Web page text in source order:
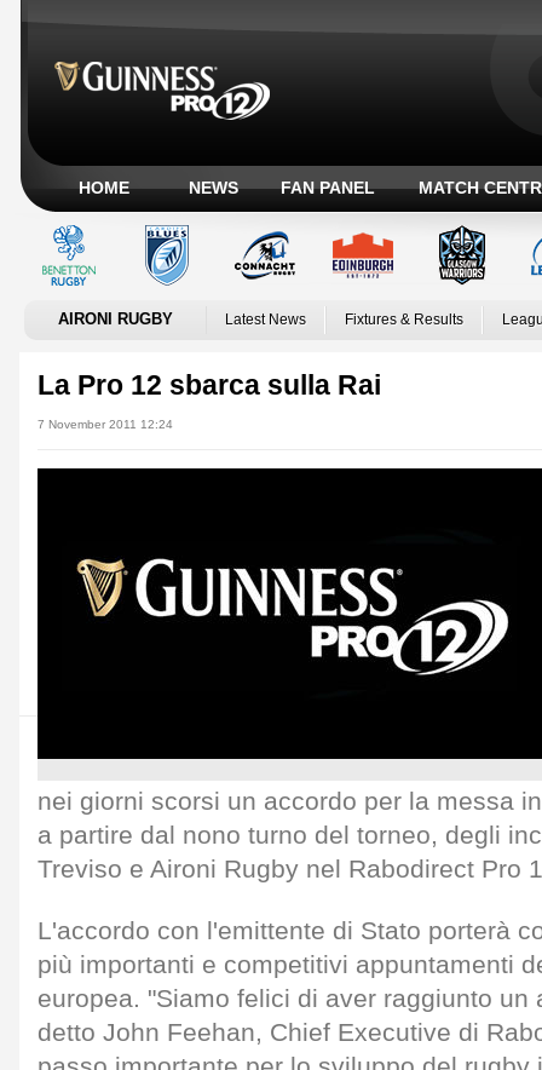
HOME NEWS FAN PANEL MATCH
AIRONI RUGBY Latest News Fixtures & Results
La Pro 12 sbarca sulla Rai
7 November 2011 12:24
nei giorni scorsi un accordo per la messa
a partire dal nono turno del torneo, degli
Treviso e Aironi Rugby nel Rabodirect Pro
L'accordo con l'emittente di Stato porterà
più importanti e competitivi appuntamenti
europea. "Siamo felici di aver raggiunto un
detto John Feehan, Chief Executive di